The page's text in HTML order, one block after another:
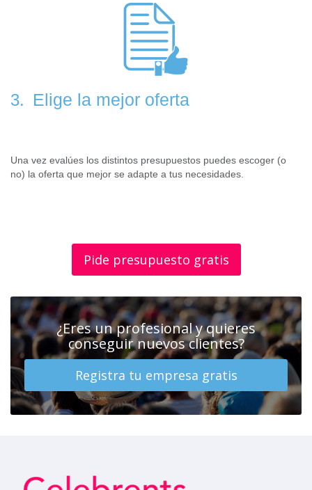
3. Elige la mejor oferta
Una vez evalúes los distintos presupuestos puedes escoger (o
no) la oferta que mejor se adapte a tus necesidades.
Pide presupuesto gratis
¿Eres un profesional y quieres
conseguir nuevos clientes?
Registra tu empresa gratis